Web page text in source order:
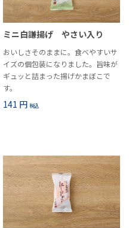
ミニ白謙揚げ やさい入り
おいしさそのままに。食べやすいサ
イズの個包装になりました。旨味が
ギュッと詰まった揚げかまぼこで
す。
141 円 税込